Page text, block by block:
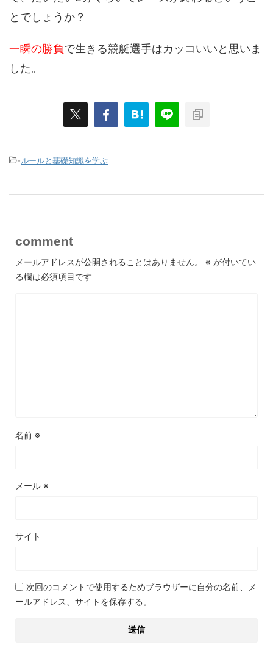
とでしょうか？
一瞬の勝負で生きる競艇選手はカッコいいと思いま
した。
-ルールと基礎知識を学ぶ
comment
メールアドレスが公開されることはありません。 ※ が付いてい
る欄は必須項目です
名前 ※
メール ※
サイト
次回のコメントで使用するためブラウザーに自分の名前、メ
ールアドレス、サイトを保存する。